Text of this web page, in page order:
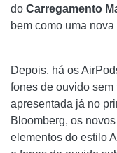
do Carregamento
bem como uma
Depois, há os
fones de ouvido
apresentada já no
Bloomberg, os
elementos do estilo